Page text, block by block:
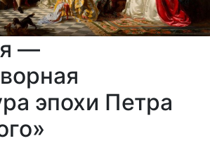
—
эпохи Петра